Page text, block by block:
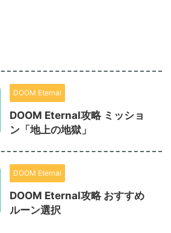
DOOM Eternal
DOOM Eternal攻略 ミッショ
ン「地上の地獄」
DOOM Eternal
DOOM Eternal攻略 おすすめ
ルーン選択